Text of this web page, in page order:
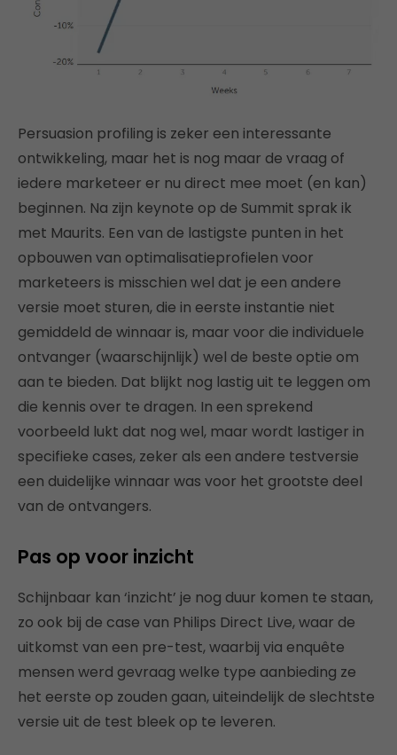
Persuasion profiling is zeker een interessante
ontwikkeling, maar het is nog maar de vraag of
iedere marketeer er nu direct mee moet (en kan)
beginnen. Na zijn keynote op de Summit sprak ik
met Maurits. Een van de lastigste punten in het
opbouwen van optimalisatieprofielen voor
marketeers is misschien wel dat je een andere
versie moet sturen, die in eerste instantie niet
gemiddeld de winnaar is, maar voor die individuele
ontvanger (waarschijnlijk) wel de beste optie om
aan te bieden. Dat blijkt nog lastig uit te leggen om
die kennis over te dragen. In een sprekend
voorbeeld lukt dat nog wel, maar wordt lastiger in
specifieke cases, zeker als een andere testversie
een duidelijke winnaar was voor het grootste deel
van de ontvangers.
Pas op voor inzicht
Schijnbaar kan ‘inzicht’ je nog duur komen te staan,
zo ook bij de case van Philips Direct Live, waar de
uitkomst van een pre-test, waarbij via enquête
mensen werd gevraag welke type aanbieding ze
het eerste op zouden gaan, uiteindelijk de slechtste
versie uit de test bleek op te leveren.